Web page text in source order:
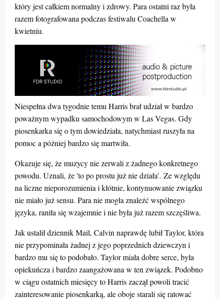
który jest całkiem normalny i zdrowy. Para ostatni raz była
razem fotografowana podczas festiwalu Coachella w
kwietniu.
Niespełna dwa tygodnie temu Harris brał udział w bardzo
poważnym wypadku samochodowym w Las Vegas. Gdy
piosenkarka się o tym dowiedziała, natychmiast ruszyła na
pomoc a później bardzo się martwiła.
Okazuje się, że muzycy nie zerwali z żadnego konkretnego
powodu. Uznali, że 'to po prostu już nie działa’. Ze względu
na liczne nieporozumienia i kłótnie, kontynuowanie związku
nie miało już sensu. Para nie mogła znaleźć wspólnego
języka, raniła się wzajemnie i nie była już razem szczęśliwa.
Jak ustalił dziennik Mail, Calvin naprawdę lubił Taylor, która
nie przypominała żadnej z jego poprzednich dziewczyn i
bardzo mu się to podobało. Taylor miała dobre serce, była
opiekuńcza i bardzo zaangażowana w ten związek. Podobno
w ciągu ostatnich miesięcy to Harris zaczął powoli tracić
zainteresowanie piosenkarką, ale oboje starali się ratować